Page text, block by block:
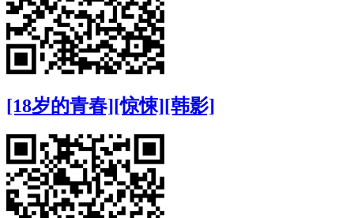
[18岁的青春][惊悚][韩影]